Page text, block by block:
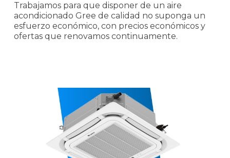
Trabajamos para que disponer de un aire
acondicionado Gree de calidad no suponga un
esfuerzo económico, con precios económicos y
ofertas que renovamos continuamente.